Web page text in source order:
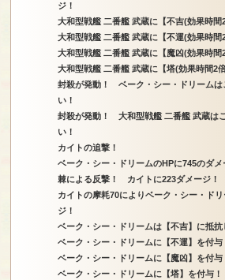
ジ！
大和型戦艦 二番艦 武蔵に【不吉(効果時間
大和型戦艦 二番艦 武蔵に【不運(効果時間
大和型戦艦 二番艦 武蔵に【魔凶(効果時間
大和型戦艦 二番艦 武蔵に【塔(効果時間2
封殺が発動！ ベーク・シー・ドリームは
い！
封殺が発動！ 大和型戦艦 二番艦 武蔵は
い！
カイトの追撃！
ベーク・シー・ドリームのHPに745のダメ
棘による反撃！ カイトに223ダメージ！
カイトの摩耗70によりベーク・シー・ド
ジ！
ベーク・シー・ドリームは【不吉】に抵抗
ベーク・シー・ドリームに【不運】を付与
ベーク・シー・ドリームに【魔凶】を付与
ベーク・シー・ドリームに【塔】を付与！